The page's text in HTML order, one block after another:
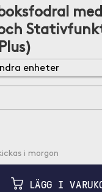
med
i morgon
LÄGG I